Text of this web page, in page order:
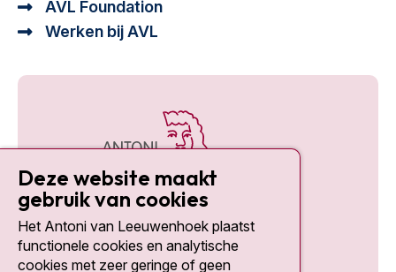
AVL Foundation
Werken bij AVL
Social media
Deze website maakt
gebruik van cookies
Het Antoni van Leeuwenhoek plaatst
functionele cookies en analytische
cookies met zeer geringe of geen